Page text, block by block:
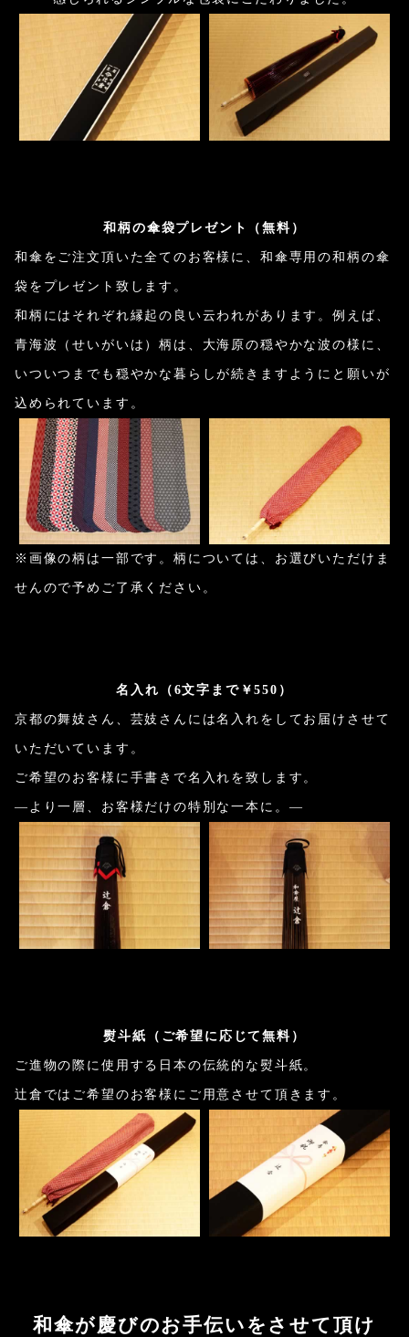
和柄の傘袋プレゼント（無料）
和傘をご注文頂いた全てのお客様に、和傘専用の和柄の傘
袋をプレゼント致します。
和柄にはそれぞれ縁起の良い云われがあります。例えば、
青海波（せいがいは）柄は、大海原の穏やかな波の様に、
いついつまでも穏やかな暮らしが続きますようにと願いが
込められています。
※画像の柄は一部です。柄については、お選びいただけま
せんので予めご了承ください。
名入れ（6文字まで￥550）
京都の舞妓さん、芸妓さんには名入れをしてお届けさせて
いただいています。
ご希望のお客様に手書きで名入れを致します。
―より一層、お客様だけの特別な一本に。―
熨斗紙（ご希望に応じて無料）
ご進物の際に使用する日本の伝統的な熨斗紙。
辻倉ではご希望のお客様にご用意させて頂きます。
和傘が慶びのお手伝いをさせて頂け